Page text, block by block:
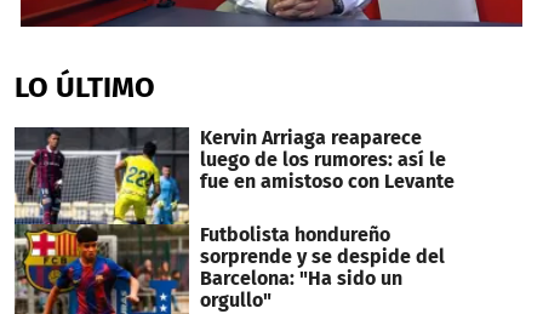
of
7
45
seconds
LO ÚLTIMO
Kervin Arriaga reaparece
luego de los rumores: así le
fue en amistoso con Levante
Futbolista hondureño
sorprende y se despide del
Barcelona: "Ha sido un
orgullo"